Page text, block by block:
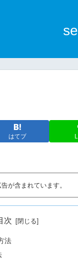
はてブ
が含まれています。
次
法